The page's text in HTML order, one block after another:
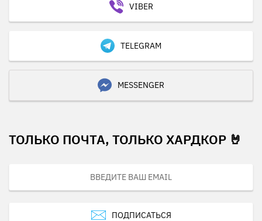
VIBER
TELEGRAM
MESSENGER
ТОЛЬКО ПОЧТА, ТОЛЬКО ХАРДКОР 🤘
ПОДПИСАТЬСЯ